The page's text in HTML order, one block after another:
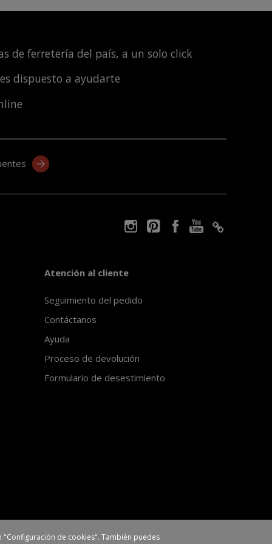
de ferretería del país, a un solo click
dispuesto a ayudarte
Atención al cliente
Seguimiento del pedido
Contáctanos
Ayuda
Proceso de devolución
Formulario de desestimiento
de cookies". También puedes